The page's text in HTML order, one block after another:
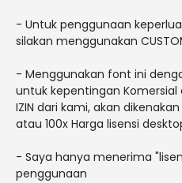
- Untuk penggunaan
silakan menggunakan
- Menggunakan font ini
untuk kepentingan Komersial
IZIN dari kami, akan dikenakan
atau 100x Harga lisensi
- Saya hanya menerima
penggunaan